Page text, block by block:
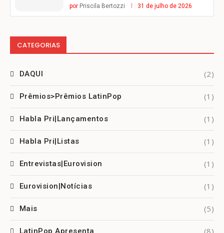
por Priscila Bertozzi 31 de julho de 2026
CATEGORIAS
DAQUI (2)
Prêmios>Prêmios LatinPop (1)
Habla Pri|Lançamentos (1)
Habla Pri|Listas (1)
Entrevistas|Eurovision (1)
Eurovision|Notícias (1)
Mais (5)
LatinPop Apresenta